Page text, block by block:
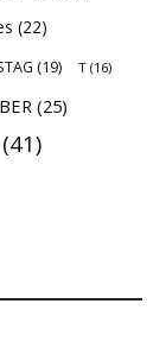
(22)
(19) T (16)
(25)
(41)